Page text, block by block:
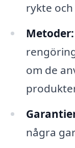
rykte
Metoder:
om de
några